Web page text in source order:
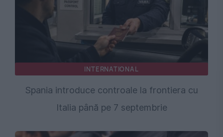
INTERNATIONAL
Spania introduce controale la frontiera cu
Italia până pe 7 septembrie